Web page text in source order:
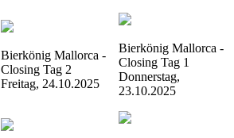
Bierkönig Mallorca -
Closing Tag 2
Freitag, 24.10.2025
Bierkönig Mallorca -
Closing Tag 1
Donnerstag,
23.10.2025